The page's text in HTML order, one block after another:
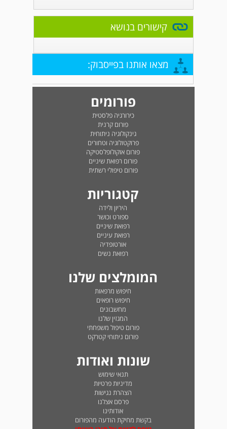
קישורים בנושא
מצאו אותנו בפייסבוק:
פורומים
כירורגיה פלסטית
פורום קרנית
גינקולוגיה ניתוחית
פרוקטולוגיה וטחורים
פורום אוקולופלסטיקה
פורום רפואת שיניים
פורום טיפולי רשתית
קטגוריות
היריון ולידה
ספורט וכושר
רפואת שיניים
רפואת עיניים
אורטופדיה
רפואת נשים
המומלצים שלנו
חיפוש מרפאות
חיפוש רופאים
מחשבונים
המגזין שלנו
פורום טיפול משפחתי
פורום ניתוחי קטרקט
שונות ואודות
תנאי שימוש
מדיניות פרטיות
הצהרת נגישות
פרסם אצלנו
אודותינו
בקשת מחיקת הודעה מהפורום